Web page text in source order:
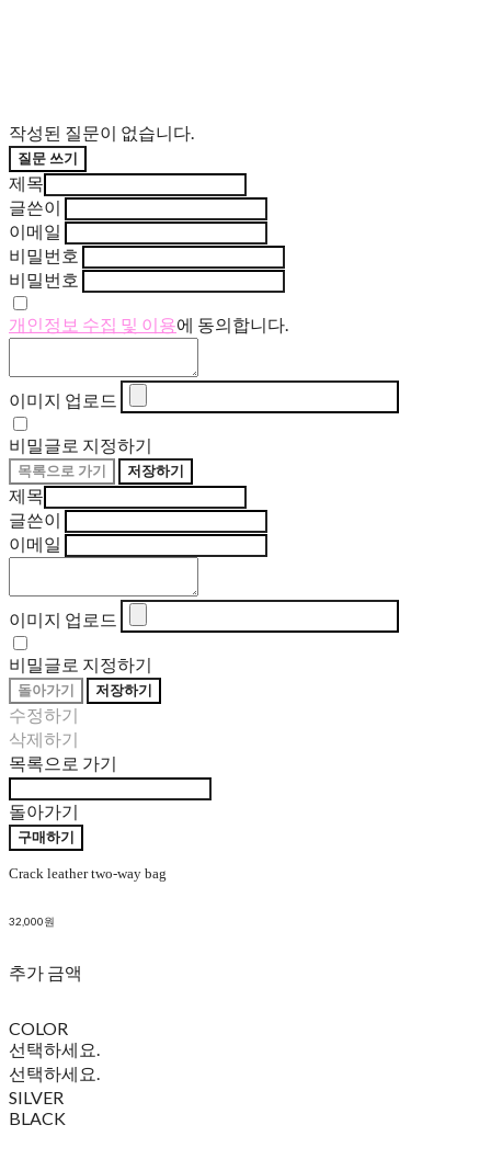
작성된 질문이 없습니다.
질문 쓰기
제목
글쓴이
이메일
비밀번호
비밀번호
개인정보 수집 및 이용에 동의합니다.
이미지 업로드
비밀글로 지정하기
목록으로 가기 저장하기
제목
글쓴이
이메일
이미지 업로드
비밀글로 지정하기
돌아가기 저장하기
수정하기
삭제하기
목록으로 가기
돌아가기
구매하기
Crack leather two-way bag
32,000원
추가 금액
COLOR
선택하세요.
선택하세요.
SILVER
BLACK